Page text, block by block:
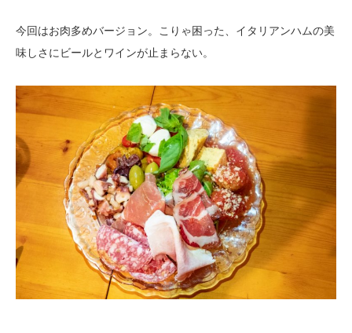
今回はお肉多めバージョン。こりゃ困った、イタリアンハムの美
味しさにビールとワインが止まらない。